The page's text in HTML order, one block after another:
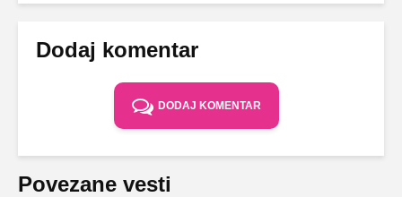
Dodaj komentar
DODAJ KOMENTAR
Povezane vesti